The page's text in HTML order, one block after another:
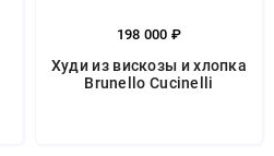
198 000 ₽
Худи из вискозы и хлопка
Brunello Cucinelli